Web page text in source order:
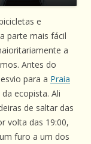
e
parte mais fácil
a
Antes do
para a Praia
ecopista. Ali
de saltar das
volta das 19:00,
furo a um dos